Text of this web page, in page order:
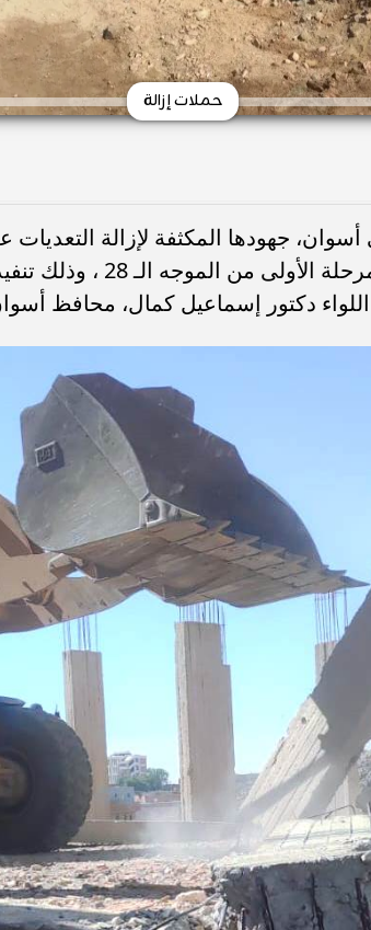
حملات إزالة
جهودها المكثفة لإزالة التعديات
والأراضى الزراعية ضمن
دكتور إسماعيل كمال، محافظ